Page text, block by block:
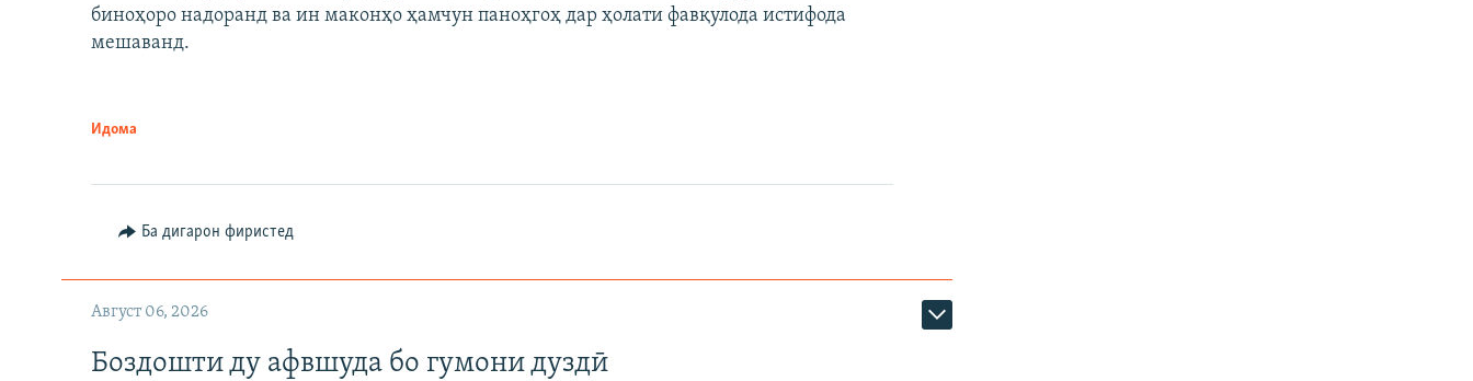
биноҳоро надоранд ва ин маконҳо ҳамчун паноҳгоҳ дар ҳолати фавқулода истифода
мешаванд.
Идома
Ба дигарон фиристед
Август 06, 2026
Боздошти ду афвшуда бо гумони дуздӣ